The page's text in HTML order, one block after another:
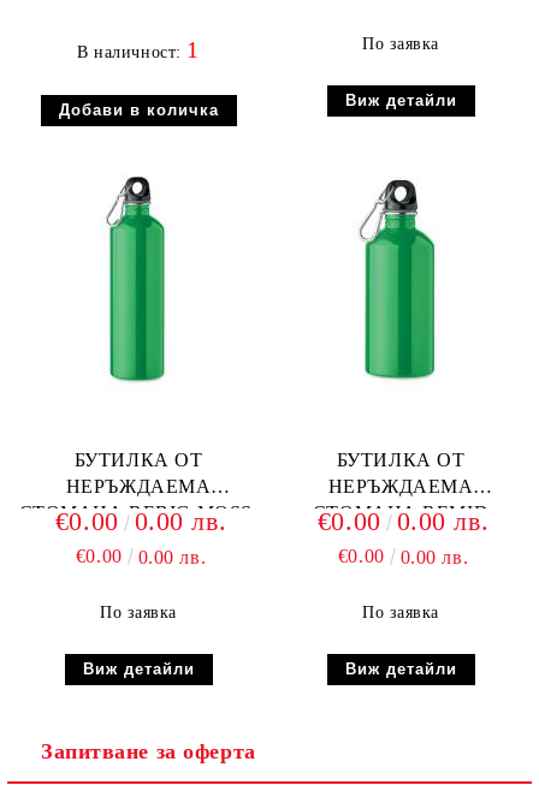
В наличност: 1 По заявка
Виж детайли
БУТИЛКА ОТ
НЕРЪЖДАЕМА
СТОМАНА REBIG MOSS,
€0.00 0.00 лв.
€0.00 0.00 лв.
По заявка
Виж детайли
БУТИЛКА ОТ
НЕРЪЖДАЕМА
СТОМАНА REMID
€0.00 0.00 лв.
€0.00 0.00 лв.
По заявка
Виж детайли
Запитване за оферта